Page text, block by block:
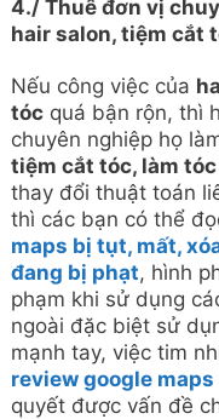
4./ Thuê đơn vị
hair salon, tiệm cắt
Nếu công việc của
tóc quá bận rộn, thì
chuyên nghiệp họ
tiệm cắt tóc, làm tóc
thay đổi thuật toán
thì các bạn có thể
maps bị tụt, mất,
đang bị phạt, hình
phạm khi sử dụng
ngoài đặc biệt sử
mạnh tay, việc tim
review google maps
quyết được vấn đề